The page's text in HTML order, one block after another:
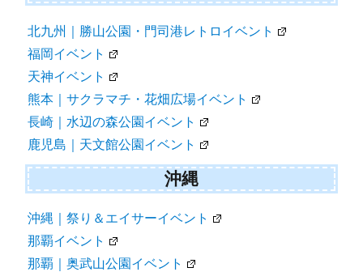
北九州｜勝山公園・門司港レトロイベント
福岡イベント
天神イベント
熊本｜サクラマチ・花畑広場イベント
長崎｜水辺の森公園イベント
鹿児島｜天文館公園イベント
沖縄
沖縄｜祭り＆エイサーイベント
那覇イベント
那覇｜奥武山公園イベント